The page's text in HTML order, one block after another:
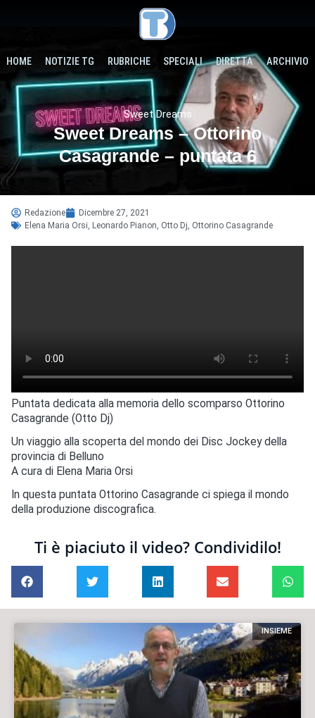
HOME NOTIZIE TG RUBRICHE SPECIALI DIRETTA ARCHIVIO
Sweet Dreams
Sweet Dreams – Ottorino
Casagrande – puntata 6
Redazione
Dicembre 27, 2021
Elena Maria Orsi Leonardo Pianon Otto Dj Ottorino Casagrande
Puntata dedicata alla memoria dello scomparso Ottorino
Casagrande (Otto Dj)
Un viaggio alla scoperta del mondo dei Disc Jockey della
provincia di Belluno
A cura di Elena Maria Orsi
In questa puntata Ottorino Casagrande ci spiega il mondo
della produzione discografica.
Ti è piaciuto il video? Condividilo!
INSIEME